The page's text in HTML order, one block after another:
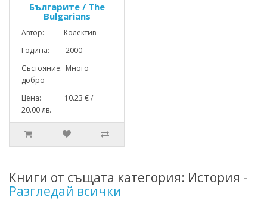
Българите / The
Bulgarians
Автор: Колектив
Година: 2000
Състояние: Много
добро
Цена: 10.23 € /
20.00 лв.
Книги от същата категория: История -
Разгледай всички